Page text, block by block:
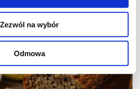
Zezwól na wybór
Odmowa
2630 kcal